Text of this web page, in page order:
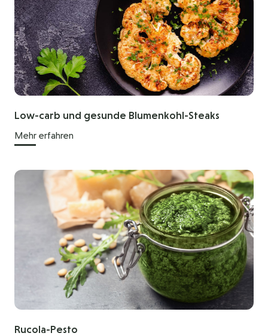
Low-carb und gesunde Blumenkohl-Steaks
Mehr erfahren
Rucola-Pesto